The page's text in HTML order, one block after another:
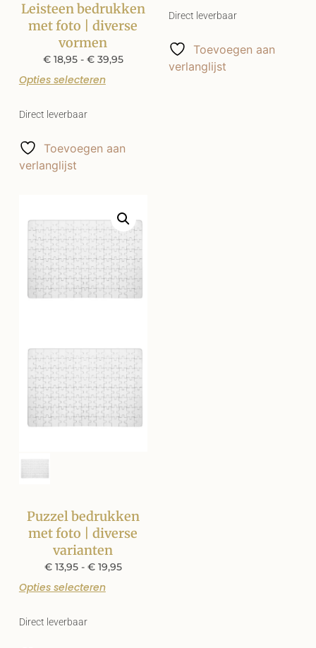
Leisteen bedrukken
met foto | diverse
vormen
€18,95 - €39,95
Opties selecteren
Direct leverbaar
Toevoegen aan
verlanglijst
Direct leverbaar
Toevoegen aan
verlanglijst
Puzzel bedrukken
met foto | diverse
varianten
€13,95 - €19,95
Opties selecteren
Direct leverbaar